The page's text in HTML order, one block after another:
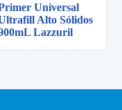
Universal
Alto Sólidos
Lazzuril